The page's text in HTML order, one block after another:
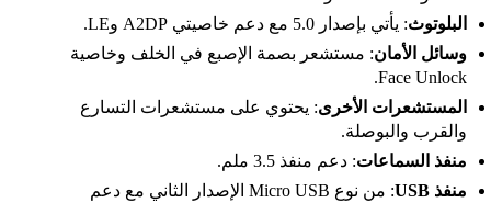
البلوتوث: يأتي بإصدار 5.0 مع دعم خاصيتي A2DP وLE.
وسائل الأمان: مستشعر بصمة الإصبع في الخلف وخاصية
Face Unlock.
المستشعرات الأخرى: يحتوي على مستشعرات التسارع
والقرب والبوصلة.
منفذ السماعات: دعم منفذ 3.5 ملم.
منفذ USB
: من نوع Micro USB الإصدار الثاني مع دعم